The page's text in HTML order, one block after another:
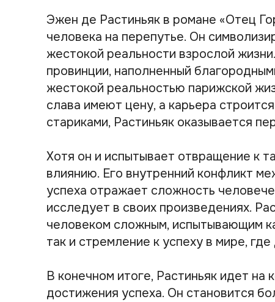
Эжен де Растиньяк в романе «Отец
человека на перепутье. Он
жестокой реальности взрослой
провинции, наполненный
жестокой реальностью парижской
слава имеют цену, а карьера
стариками, Растиньяк оказывается
Хотя он и испытывает отвращение к
влиянию. Его внутренний конфликт
успеха отражает сложность
исследует в своих произведениях.
человеком сложным, испытывающим
так и стремление к успеху в мире,
В конечном итоге, Растиньяк идет
достижения успеха. Он становится